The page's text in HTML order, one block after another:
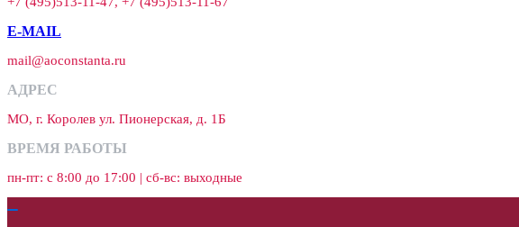
E-MAIL
mail@aoconstanta.ru
АДРЕС
МО, г. Королев ул. Пионерская, д. 1Б
ВРЕМЯ РАБОТЫ
пн-пт: с 8:00 до 17:00 | сб-вс: выходные